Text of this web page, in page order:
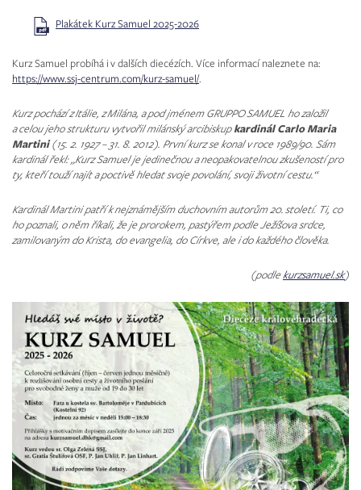
Plakátek Kurz Samuel 2025-2026
Kurz Samuel probíhá i v dalších diecézích. Více informací naleznete na:
https://www.ssj-centrum.com/kurz-samuel/.
Kurz pochází z Itálie, z Milána, a pod jménem GRUPPO SAMUEL ho založil
a celou jeho strukturu vytvořil milánský arcibiskupkardinál Carlo Maria
Martini(15. 2. 1927 – 31. 8. 2012). První kurz se konal v roce 1989/90. Sám
kardinál řekl: „Kurz Samuel je jedinečnou a neopakovatelnou zkušeností pro
ty, kteří touží najít a poctivě hledat svoje povolání, svoji životní cestu.“
Kardinál Martini patří k nejznámějším duchovním autorům 20. století. Ti, co
ho poznali, o něm říkali, že je prorokem, pastýřem podle Ježíšova srdce,
zamilovaným do Krista, do evangelia, do Církve, ale i do každého člověka.
(podlekurzsamuel.sk)